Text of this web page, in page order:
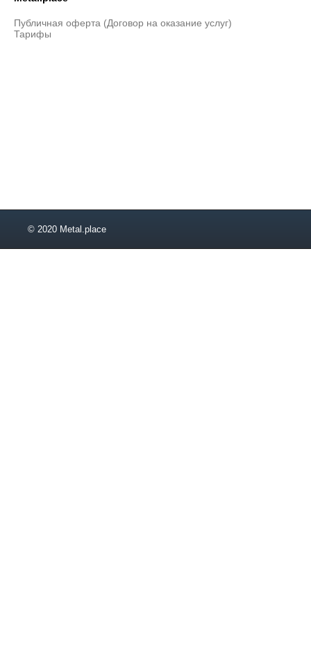
Публичная оферта (Договор на оказание услуг)
Тарифы
© 2020 Metal.place